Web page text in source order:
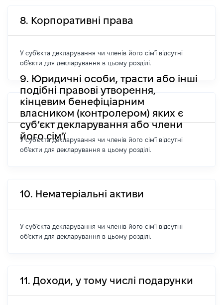
8. Корпоративні права
У суб'єкта декларування чи членів його сім'ї відсутні
об'єкти для декларування в цьому розділі.
9. Юридичні особи, трасти або інші
подібні правові утворення,
кінцевим бенефіціарним
власником (контролером) яких є
суб’єкт декларування або члени
його сім'ї
У суб'єкта декларування чи членів його сім'ї відсутні
об'єкти для декларування в цьому розділі.
10. Нематеріальні активи
У суб'єкта декларування чи членів його сім'ї відсутні
об'єкти для декларування в цьому розділі.
11. Доходи, у тому числі подарунки